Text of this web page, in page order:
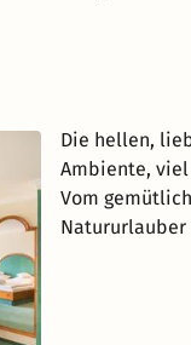
Die hellen,
Ambiente,
Vom
Natururlauber